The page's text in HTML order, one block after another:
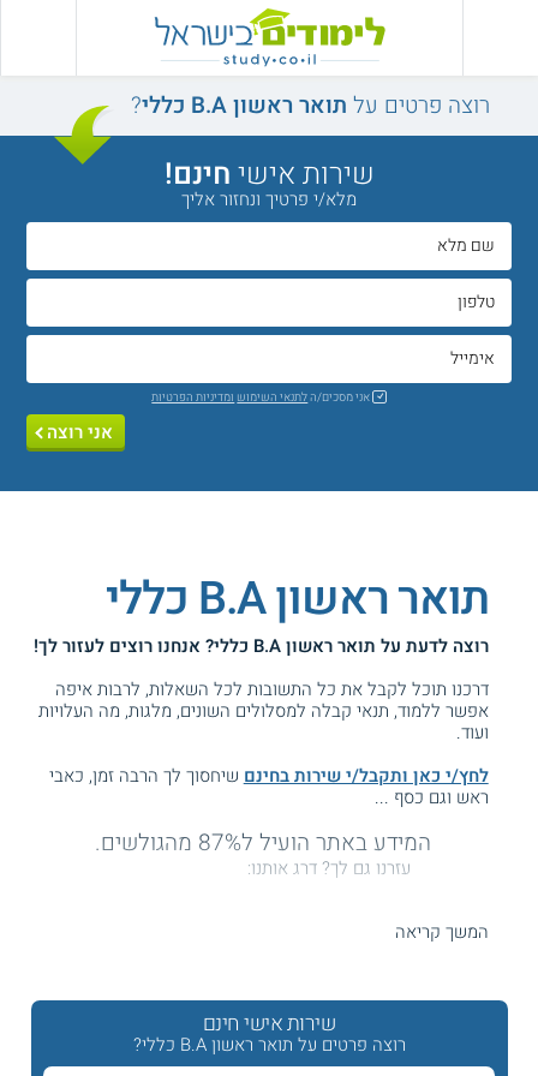
רוצה פרטים על תואר ראשון B.A כללי ?
שירות אישיחינם!
מלא/י פרטיך ונחזור אליך
אני מסכים/הלתנאי השימוש ומדיניות הפרטיות
אני רוצה
תואר ראשון B.A כללי
רוצה לדעת על תואר ראשון B.A כללי
? אנחנו רוצים לעזור לך!
דרכנו תוכל לקבל את כל התשובות לכל השאלות, לרבות איפה
אפשר ללמוד, תנאי קבלה למסלולים השונים, מלגות, מה העלויות
ועוד.
לחץ/י כאן ותקבל/י שירות בחינם שיחסוך לך הרבה זמן, כאבי
ראש וגם כסף ...
המידע באתר הועיל ל87% מהגולשים.
עזרנו גם לך? דרג אותנו:
תואר ראשון כללי מציע לסטודנטים גרעין השכלתי בין תחומי,
אוניברסאלי ועדכני, שיאפשר להם להשתלב במרחב התרבותי,
הפוליטי, והתקשורתי בישראל.לימודי תואר ראשוןמעניקים
המשך קריאה
שירות אישי חינם
רוצה פרטים על תואר ראשון B.A כללי?